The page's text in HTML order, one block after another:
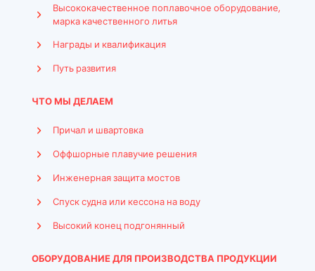
Высококачественное поплавочное оборудование,
марка качественного литья
Награды и квалификация
Путь развития
ЧТО МЫ ДЕЛАЕМ
Причал и швартовка
Оффшорные плавучие решения
Инженерная защита мостов
Спуск судна или кессона на воду
Высокий конец подгонянный
ОБОРУДОВАНИЕ ДЛЯ ПРОИЗВОДСТВА ПРОДУКЦИИ